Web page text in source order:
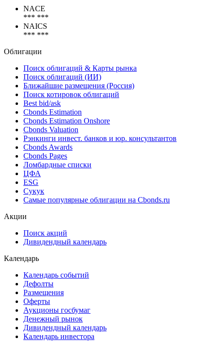
Коды
*** ***
*** ***
Облигации
Поиск облигаций & Карты рынка
Поиск облигаций (ИИ)
Ближайшие размещения (Россия)
Поиск котировок облигаций
Best bid/ask
Cbonds Estimation
Cbonds Estimation Onshore
Cbonds Valuation
Рэнкинги инвест. банков и юр. консультантов
Cbonds Awards
Cbonds Pages
Ломбардные списки
ESG
Самые популярные облигации на Cbonds.ru
Дивидендный календарь
Календарь
Календарь событий
Дефолты
Размещения
Оферты